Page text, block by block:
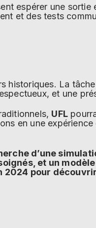
espérer une sortie
et des tests
historiques. La tâche
et une
UFL
en une
d’une
et un
2024 pour